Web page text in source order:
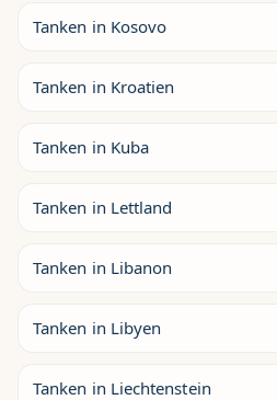
Tanken in Kosovo
Tanken in Kroatien
Tanken in Kuba
Tanken in Lettland
Tanken in Libanon
Tanken in Libyen
Tanken in Liechtenstein